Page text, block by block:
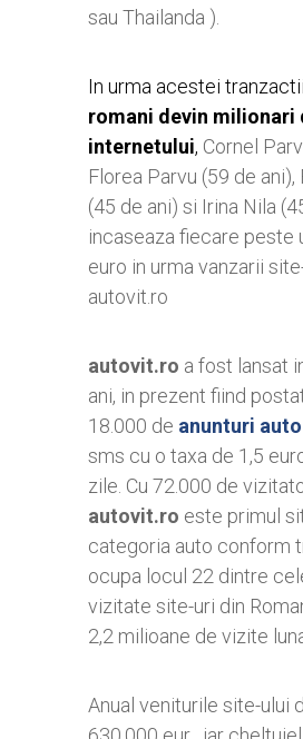
sau Thailanda ).
In urma acestei
romani devin milionari
internetului, Cornel
Florea Parvu (59 de ani),
(45 de ani) si Irina Nila
incaseaza fiecare peste
euro in urma vanzarii
autovit.ro
autovit.ro a fost lansat
ani, in prezent fiind
18.000 de anunturi auto
sms cu o taxa de 1,5
zile. Cu 72.000 de
autovit.ro este primul
categoria auto conform
ocupa locul 22 dintre
vizitate site-uri din
2,2 milioane de vizite
Anual veniturile site-ului